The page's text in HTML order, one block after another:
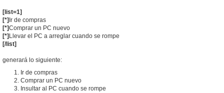
[list=1]
[*]Ir de compras
[*]Comprar un PC nuevo
[*]Llevar el PC a arreglar cuando se rompe
[/list]
generará lo siguiente:
Ir de compras
Comprar un PC nuevo
Insultar al PC cuando se rompe